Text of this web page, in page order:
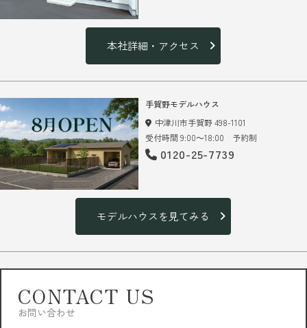
本社詳細・アクセス
手賀野モデルハウス
中津川市手賀野 498-1101
受付時間 9:00～18:00 予約制
0120-25-7739
モデルハウスを見てみる
CONTACT US
お問い合わせ